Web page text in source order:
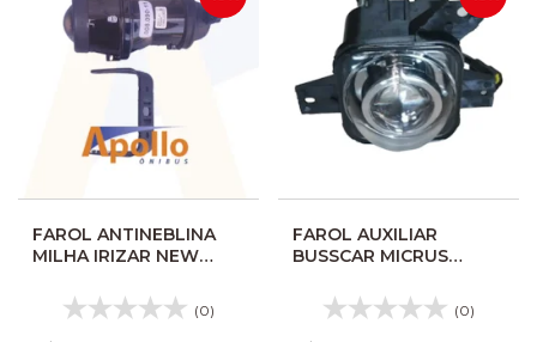
FAROL ANTINEBLINA
MILHA IRIZAR NEW
(0)
FAROL AUXILIAR
BUSSCAR MICRUS
NEOBUS MSL260102R
FL266 160588
(0)